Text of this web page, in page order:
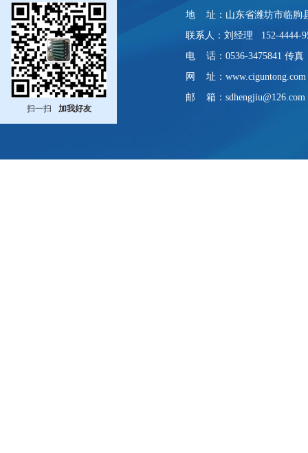
扫一扫 加我好友
地 址：山东省潍坊市临朐
联系人：刘经理 152-4444-
电 话：0536-3475841 传真
网 址：www.ciguntong.com
邮 箱：sdhengjiu@126.com